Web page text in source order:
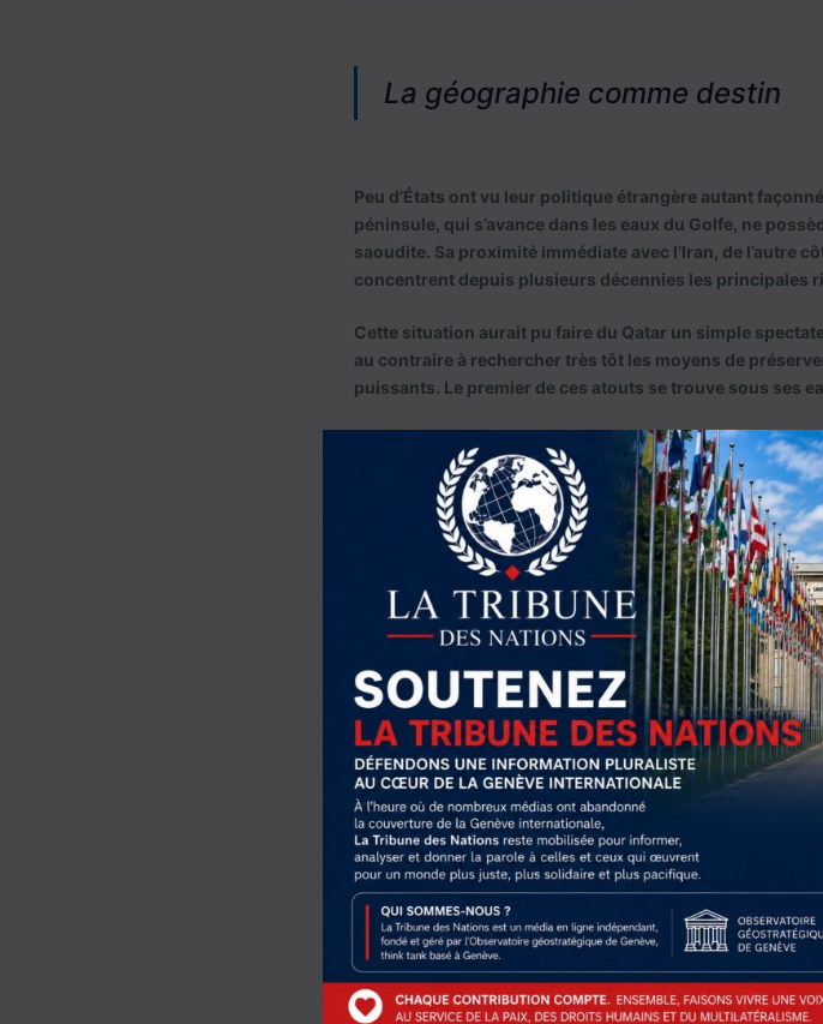
La géographie comme destin
Peu d’États ont vu leur politique étrangère autant
péninsule, qui s’avance dans les eaux du Golfe, ne
saoudite. Sa proximité immédiate avec l’Iran, de l’autre
concentrent depuis plusieurs décennies les principales
Cette situation aurait pu faire du Qatar un simple
au contraire à rechercher très tôt les moyens de
puissants. Le premier de ces atouts se trouve sous ses
Le gaz, fondement de la
Le Qatar partage avec l’Iran le plus vaste gisement de
Fieldpar QatarEnergyet de South Pars côté iranien, ce
prospérité de l’émirat. Cette richesse énergétique a
décennies, le Qatar est devenu l’un des principaux
procurant des revenus considérables et les moyens
ambitieuse.
Mais cette rente gazière a également créé une
la stabilité des relations entre Doha et Téhéran. Les
régionaux, demeurent copropriétaires de cette ressource
ce patrimoine commun durablement menacé.
Transformer la richesse en